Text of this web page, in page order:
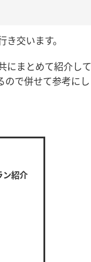
交います。
にまとめて紹介して
ので併せて参考にし
ン紹介